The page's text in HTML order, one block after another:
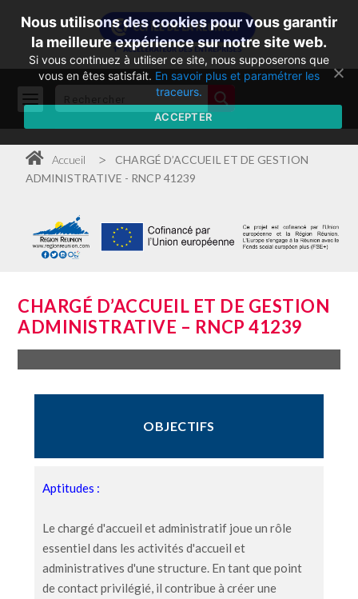
Accueil >
CHARGÉ D’ACCUEIL ET DE GESTION
ADMINISTRATIVE - RNCP 41239
CHARGÉ D’ACCUEIL ET DE GESTION
ADMINISTRATIVE – RNCP 41239
OBJECTIFS
Aptitudes :
Le chargé d'accueil et administratif joue un rôle
essentiel dans les activités d'accueil et
administratives d'une structure. En tant que point
de contact privilégié, il contribue à créer une
Nous utilisons des cookies pour vous garantir
la meilleure expérience sur notre site web.
Si vous continuez à utiliser ce site, nous supposerons que
vous en êtes satisfait. En savoir plus et paramétrer les
traceurs.
ACCEPTER